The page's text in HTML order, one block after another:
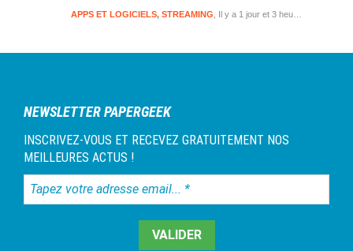
Il y a 1 jour et 3 heures
APPS ET LOGICIELS, STREAMING
NEWSLETTER PAPERGEEK
INSCRIVEZ-VOUS ET RECEVEZ GRATUITEMENT NOS
MEILLEURES ACTUS !
Tapez
votre